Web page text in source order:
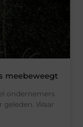
meebeweegt
ondernemers
geleden. Waar